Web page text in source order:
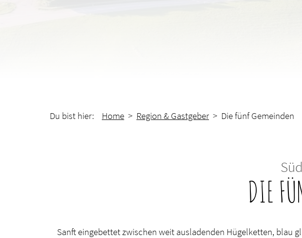
Du bist hier: Home > Region & Gastgeber > Die fünf Gemeinden
DIE
Sanft eingebettet zwischen weit ausladenden Hügelketten, blau